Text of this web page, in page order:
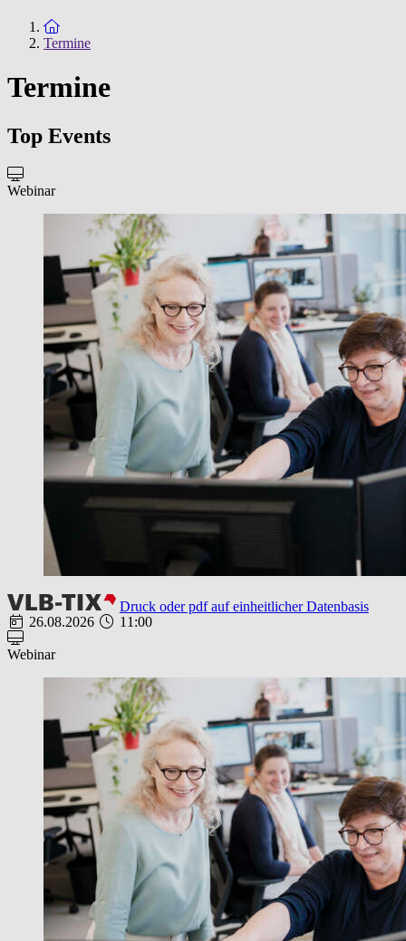
Zur Startseite
Termine
Termine
Top Events
Webinar
Druck oder pdf auf einheitlicher Datenbasis
26.08.2026
11:00
Webinar